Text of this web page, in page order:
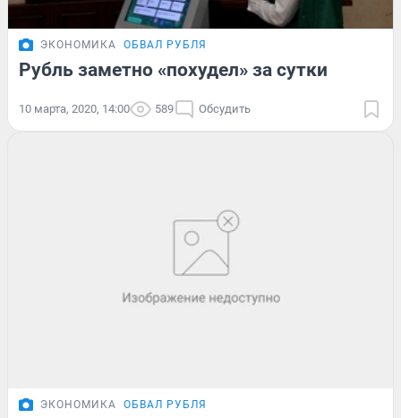
ЭКОНОМИКА ОБВАЛ РУБЛЯ
Рубль заметно «похудел» за сутки
10 марта, 2020, 14:00 589 Обсудить
ЭКОНОМИКА ОБВАЛ РУБЛЯ